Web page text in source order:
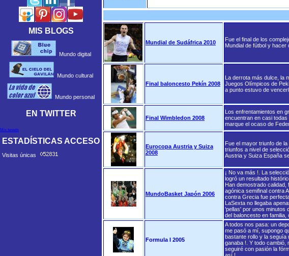
MIS BLOGS
Mundo digital
Mundo cultural
Mundo personal
EN TWITTER
Mis tweets
ESTADÍSTICAS ACCESO
Visitas únicas
Mundial de Sudáfrica 2010
Fue el final de los
Mundial de fútbol y
Final baloncesto Pekín 2008
La derrota más dulce, la
Juegos Olímpicos de
a punto estuvo de
Final Wimbledon 2008
Los enfrentamientos en
encuentran en casi
marque el ocaso de
Eurocopa Austria y Suiza
2008
Fue el mayor triunfo de
triunfos a nivel de
Austria y Suiza España
MundoBasket Japón 2006
¡ No va más !. La
logró un resultado
Han demostrado calidad,
agónica semifinal contra
contra Grecia fue
LaSexta no llegaba
'pellas' por unos minutos
del baloncesto en familia,
Formula I 2005
A todos nos pasa: un
me pasó a mí, supongo
bastante rollo y la seguía
ganaba !. Y todo cambió,
seguiré con pasión la